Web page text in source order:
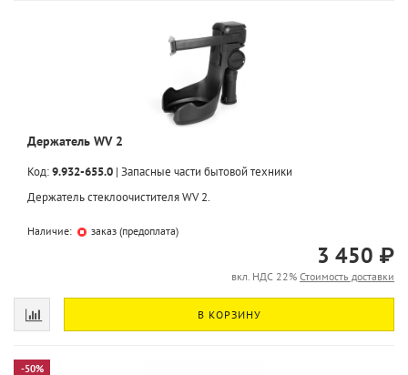
Держатель WV 2
Код:9.932-655.0 | Запасные части бытовой техники
Держатель стеклоочистителя WV 2.
Наличие: заказ (предоплата)
3 450 ₽
вкл. НДС 22% Стоимость доставки
В КОРЗИНУ
-50%